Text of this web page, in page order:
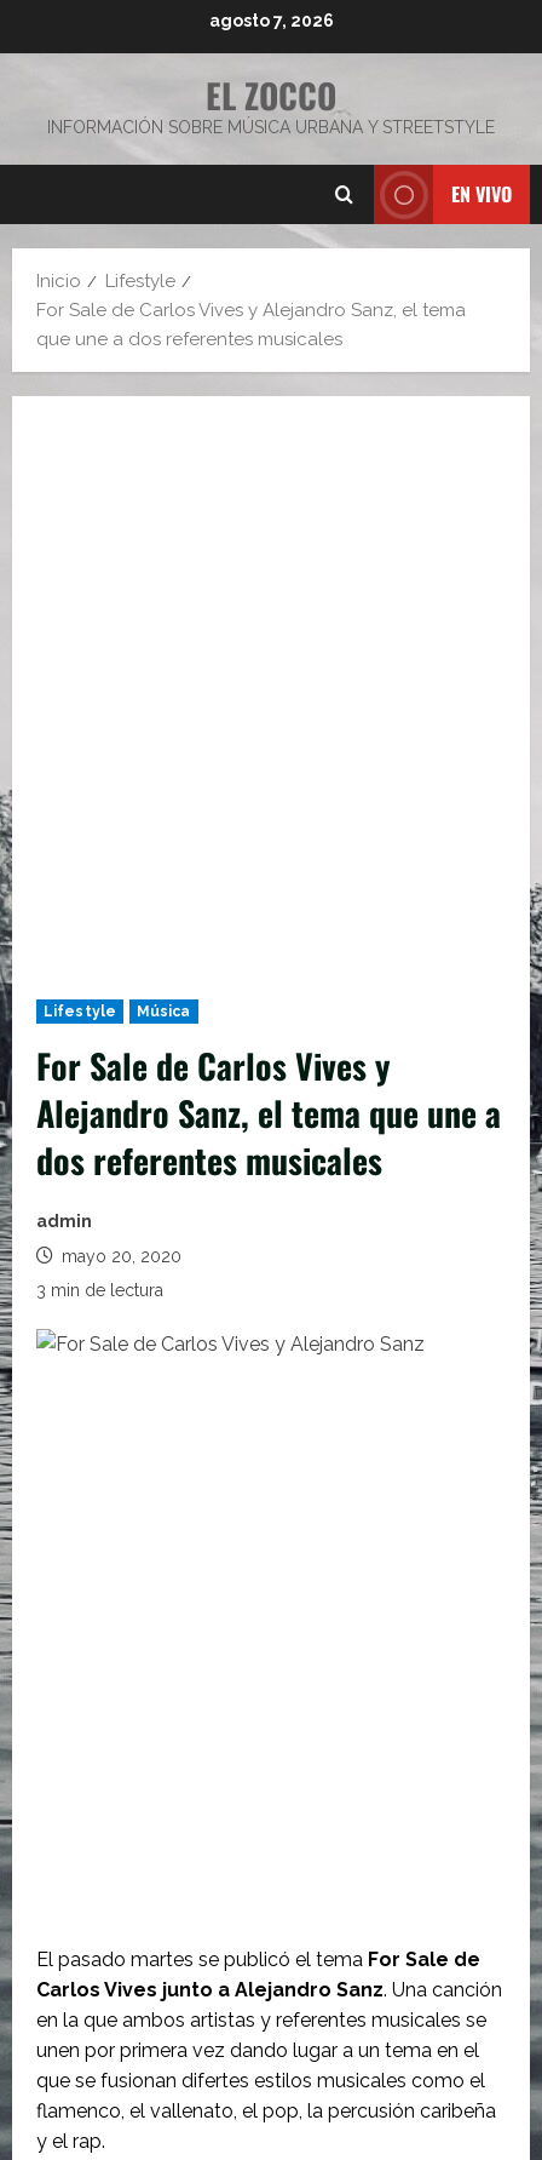
agosto 7, 2026
EL ZOCCO
INFORMACIÓN SOBRE MÚSICA URBANA Y STREETSTYLE
EN VIVO
Inicio
Lifestyle
For Sale de Carlos Vives y Alejandro Sanz, el tema
que une a dos referentes musicales
Lifestyle Música
For Sale de Carlos Vives y
Alejandro Sanz, el tema que une a
dos referentes musicales
admin
mayo 20, 2020
3 min de lectura
El pasado martes se publicó el tema For Sale de
Carlos Vives junto a Alejandro Sanz. Una canción
en la que ambos artistas y referentes musicales se
unen por primera vez dando lugar a un tema en el
que se fusionan difertes estilos musicales como el
flamenco, el vallenato, el pop, la percusión caribeña
y el rap.